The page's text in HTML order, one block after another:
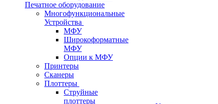
Печатное оборудование
Многофункциональные
Устройства
МФУ
Широкоформатные
МФУ
Опции к МФУ
Принтеры
Сканеры
Плоттеры
Струйные
плоттеры